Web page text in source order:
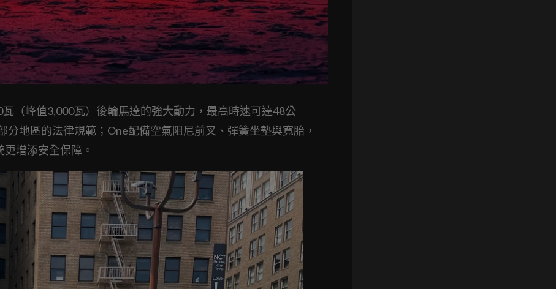
（峰值3,000瓦）後輪馬達的強大動力，最高時速可達48公
地區的法律規範；One配備空氣阻尼前叉、彈簧坐墊與寬胎，
增添安全保障。